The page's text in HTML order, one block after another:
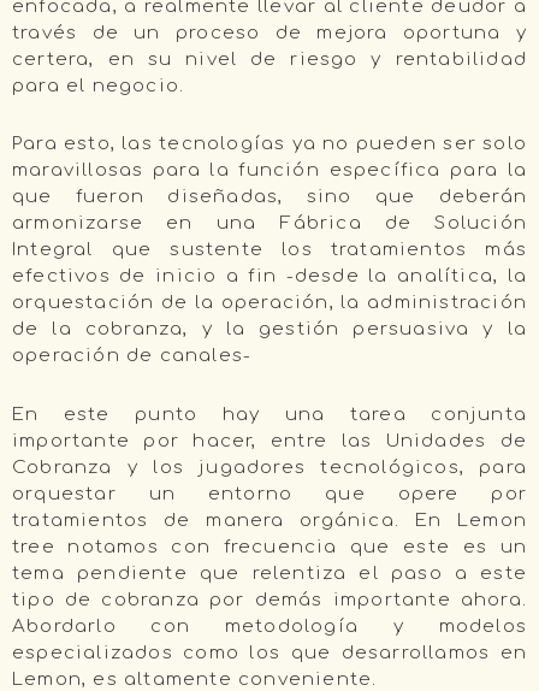
enfocada, a realmente llevar al cliente deudor a
través de un proceso de mejora oportuna y
certera, en su nivel de riesgo y rentabilidad
para el negocio.
Para esto, las tecnologías ya no pueden ser solo
maravillosas para la función específica para la
que fueron diseñadas, sino que deberán
armonizarse en una Fábrica de Solución
Integral que sustente los tratamientos más
efectivos de inicio a fin -desde la analítica, la
orquestación de la operación, la administración
de la cobranza, y la gestión persuasiva y la
operación de canales-
En este punto hay una tarea conjunta
importante por hacer, entre las Unidades de
Cobranza y los jugadores tecnológicos, para
orquestar un entorno que opere por
tratamientos de manera orgánica. En Lemon
tree notamos con frecuencia que este es un
tema pendiente que relentiza el paso a este
tipo de cobranza por demás importante ahora.
Abordarlo con metodología y modelos
especializados como los que desarrollamos en
Lemon, es altamente conveniente.